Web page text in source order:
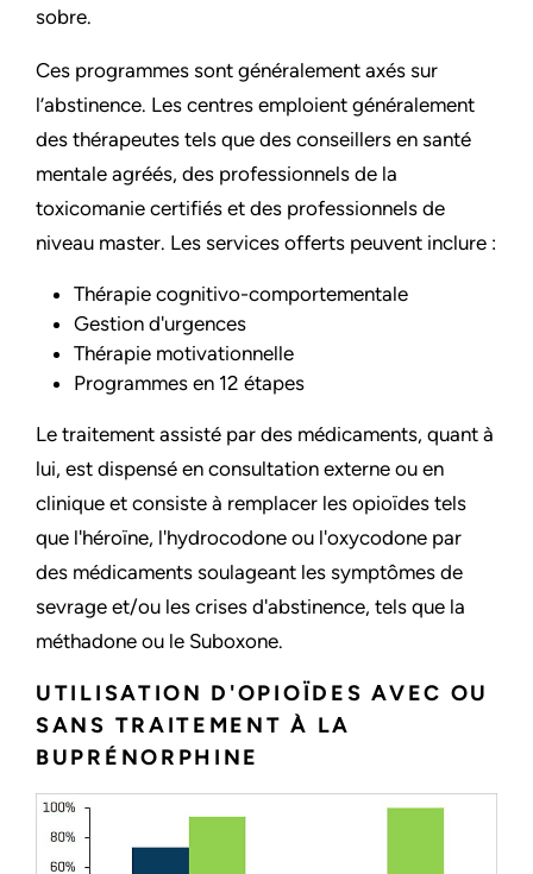
sobre.
Ces programmes sont généralement axés sur
l’abstinence. Les centres emploient généralement
des thérapeutes tels que des conseillers en santé
mentale agréés, des professionnels de la
toxicomanie certifiés et des professionnels de
niveau master. Les services offerts peuvent inclure :
Thérapie cognitivo-comportementale
Gestion d'urgences
Thérapie motivationnelle
Programmes en 12 étapes
Le traitement assisté par des médicaments, quant à
lui, est dispensé en consultation externe ou en
clinique et consiste à remplacer les opioïdes tels
que l'héroïne, l'hydrocodone ou l'oxycodone par
des médicaments soulageant les symptômes de
sevrage et/ou les crises d'abstinence, tels que la
méthadone ou le Suboxone.
UTILISATION D'OPIOÏDES AVEC OU
SANS TRAITEMENT À LA
BUPRÉNORPHINE